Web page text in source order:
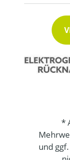
*
und